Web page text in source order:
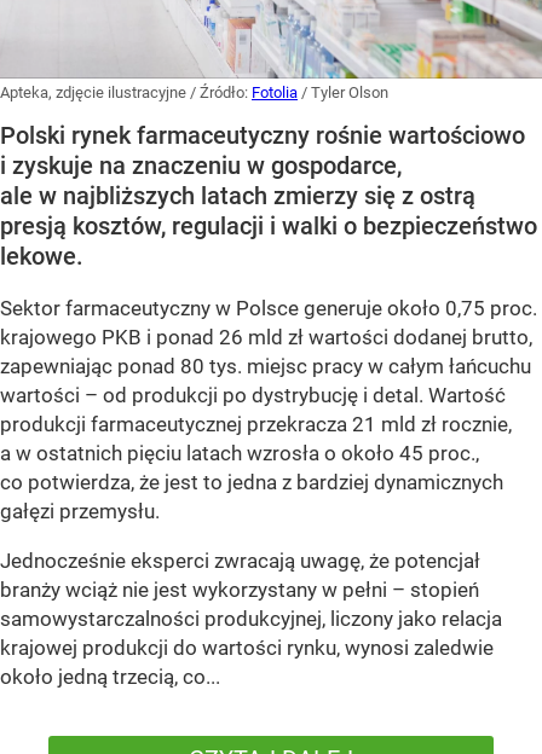
Apteka, zdjęcie ilustracyjne / Źródło: Fotolia / Tyler Olson
Polski rynek farmaceutyczny rośnie wartościowo
i zyskuje na znaczeniu w gospodarce,
ale w najbliższych latach zmierzy się z ostrą
presją kosztów, regulacji i walki o bezpieczeństwo
lekowe.
Sektor farmaceutyczny w Polsce generuje około 0,75 proc.
krajowego PKB i ponad 26 mld zł wartości dodanej brutto,
zapewniając ponad 80 tys. miejsc pracy w całym łańcuchu
wartości – od produkcji po dystrybucję i detal. Wartość
produkcji farmaceutycznej przekracza 21 mld zł rocznie,
a w ostatnich pięciu latach wzrosła o około 45 proc.,
co potwierdza, że jest to jedna z bardziej dynamicznych
gałęzi przemysłu.
Jednocześnie eksperci zwracają uwagę, że potencjał
branży wciąż nie jest wykorzystany w pełni – stopień
samowystarczalności produkcyjnej, liczony jako relacja
krajowej produkcji do wartości rynku, wynosi zaledwie
około jedną trzecią, co...